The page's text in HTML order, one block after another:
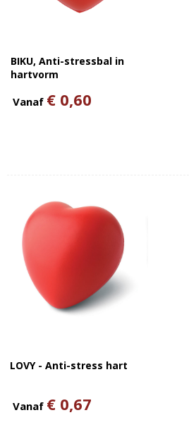
BIKU, Anti-stressbal in
hartvorm
Vanaf € 0,60
LOVY - Anti-stress hart
Vanaf € 0,67